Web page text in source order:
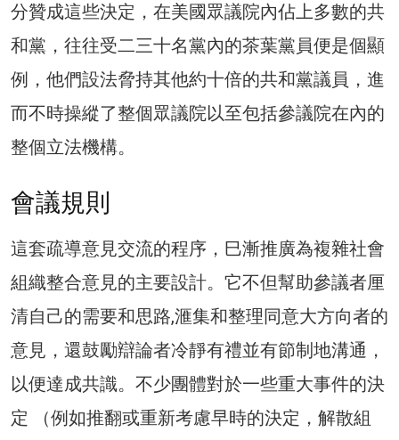
分贊成這些決定，在美國眾議院內佔上多數的共
和黨，往往受二三十名黨內的茶葉黨員便是個顯
例，他們設法脅持其他約十倍的共和黨議員，進
而不時操縱了整個眾議院以至包括參議院在內的
整個立法機構。
會議規則
這套疏導意見交流的程序，巳漸推廣為複雜社會
組織整合意見的主要設計。它不但幫助參議者厘
清自己的需要和思路,滙集和整理同意大方向者的
意見，還鼓勵辯論者冷靜有禮並有節制地溝通，
以便達成共識。不少團體對於一些重大事件的決
定 （例如推翻或重新考慮早時的決定，解散組